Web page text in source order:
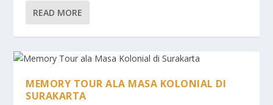
READ MORE
MEMORY TOUR ALA MASA KOLONIAL DI
SURAKARTA